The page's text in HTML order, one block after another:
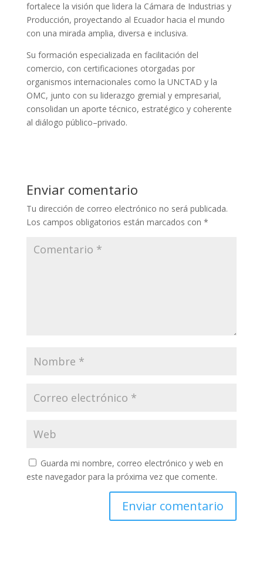
fortalece la visión que lidera la Cámara de Industrias y
Producción, proyectando al Ecuador hacia el mundo
con una mirada amplia, diversa e inclusiva.
Su formación especializada en facilitación del
comercio, con certificaciones otorgadas por
organismos internacionales como la UNCTAD y la
OMC, junto con su liderazgo gremial y empresarial,
consolidan un aporte técnico, estratégico y coherente
al diálogo público–privado.
Enviar comentario
Tu dirección de correo electrónico no será publicada.
Los campos obligatorios están marcados con *
Guarda mi nombre, correo electrónico y web en
este navegador para la próxima vez que comente.